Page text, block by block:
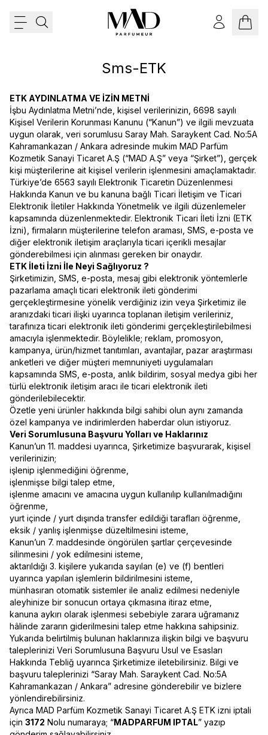
Sms-ETK
ETK AYDINLATMA VE İZİN METNİ
İşbu Aydınlatma Metni’nde, kişisel verilerinizin, 6698 sayılı
Kişisel Verilerin Korunması Kanunu (“Kanun”) ve ilgili mevzuata
uygun olarak, veri sorumlusu Saray Mah. Saraykent Cad. No:5A
Kahramankazan / Ankara adresinde mukim MAD Parfüm
Kozmetik Sanayi Ticaret A.Ş (“MAD A.Ş” veya “Şirket”), gerçek
kişi müşterilerine ait kişisel verilerin işlenmesini amaçlamaktadır.
Türkiye’de 6563 sayılı Elektronik Ticaretin Düzenlenmesi
Hakkında Kanun ve bu kanuna bağlı Ticari İletişim ve Ticari
Elektronik İletiler Hakkında Yönetmelik ve ilgili düzenlemeler
kapsamında düzenlenmektedir. Elektronik Ticari İleti İzni (ETK
İzni), firmaların müşterilerine telefon araması, SMS, e-posta ve
diğer elektronik iletişim araçlarıyla ticari içerikli mesajlar
gönderebilmesi için alınması gereken bir onaydır.
ETK İleti İzni İle Neyi Sağlıyoruz ?
Şirketimizin, SMS, e-posta, mesaj gibi elektronik yöntemlerle
pazarlama amaçlı ticari elektronik ileti gönderimi
gerçekleştirmesine yönelik verdiğiniz izin veya Şirketimiz ile
aranızdaki ticari ilişki uyarınca toplanan iletişim verileriniz,
tarafınıza ticari elektronik ileti gönderimi gerçekleştirilebilmesi
amacıyla işlenmektedir. Böylelikle; reklam, promosyon,
kampanya, ürün/hizmet tanıtımları, avantajlar, pazar araştırması
anketleri ve diğer müşteri memnuniyeti uygulamaları
kapsamında SMS, e-posta, anlık bildirim, sosyal medya gibi her
türlü elektronik iletişim aracı ile ticari elektronik ileti
gönderilebilecektir.
Özetle yeni ürünler hakkında bilgi sahibi olun aynı zamanda
özel kampanya ve indirimlerden haberdar olun istiyoruz.
Veri Sorumlusuna Başvuru Yolları ve Haklarınız
Kanun’un 11. maddesi uyarınca, Şirketimize başvurarak, kişisel
verilerinizin;
işlenip işlenmediğini öğrenme,
işlenmişse bilgi talep etme,
işlenme amacını ve amacına uygun kullanılıp kullanılmadığını
öğrenme,
yurt içinde / yurt dışında transfer edildiği tarafları öğrenme,
eksik / yanlış işlenmişse düzeltilmesini isteme,
Kanun’un 7. maddesinde öngörülen şartlar çerçevesinde
silinmesini / yok edilmesini isteme,
aktarıldığı 3. kişilere yukarıda sayılan (e) ve (f) bentleri
uyarınca yapılan işlemlerin bildirilmesini isteme,
münhasıran otomatik sistemler ile analiz edilmesi nedeniyle
aleyhinize bir sonucun ortaya çıkmasına itiraz etme,
kanuna aykırı olarak işlenmesi sebebiyle zarara uğramanız
hâlinde zararın giderilmesini talep etme hakkına sahipsiniz.
Yukarıda belirtilmiş bulunan haklarınıza ilişkin bilgi ve başvuru
taleplerinizi Veri Sorumlusuna Başvuru Usul ve Esasları
Hakkında Tebliğ uyarınca Şirketimize iletebilirsiniz. Bilgi ve
başvuru taleplerinizi “Saray Mah. Saraykent Cad. No:5A
Kahramankazan / Ankara” adresine gönderebilir ve bizlere
yönlendirebilirsiniz.
Ayrıca MAD Parfüm Kozmetik Sanayi Ticaret A.Ş ETK izni iptali
için 3172 Nolu numaraya; “MADPARFUM IPTAL” yazıp